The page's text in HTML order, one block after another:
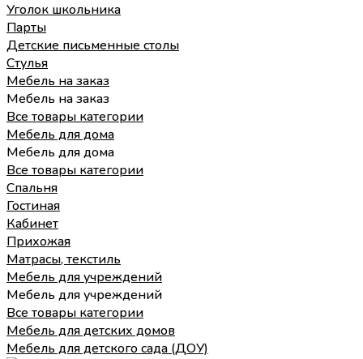
Уголок школьника
Парты
Детские письменные столы
Стулья
Мебель на заказ
Мебель на заказ
Все товары категории
Мебель для дома
Мебель для дома
Все товары категории
Спальня
Гостиная
Кабинет
Прихожая
Матрасы, текстиль
Мебель для учреждений
Мебель для учреждений
Все товары категории
Мебель для детских домов
Мебель для детского сада (ДОУ)